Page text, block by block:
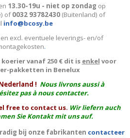
13.30-19u - niet op zondag op
of0032 93782430 (Buitenland) of
info@bcosy.be
en excl. eventuele leverings- en/of
.
vanaf 250 € dit is enkel voor
pakketten in Benelux
! Nous livrons aussi à
pas à nous contacter.
free to contact us. Wir liefern auch
Sie Kontakt mit uns auf.
bij onze fabrikanten contacteer